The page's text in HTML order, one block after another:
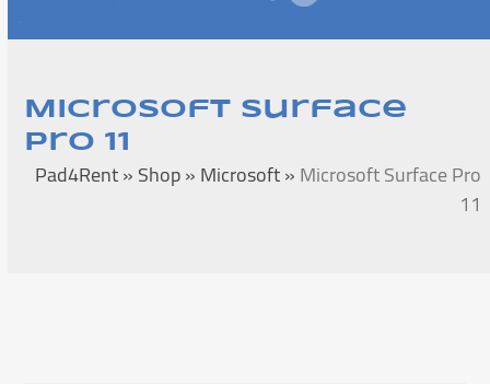
Microsoft Surface
Pro 11
Pad4Rent»Shop»Microsoft»Microsoft Surface Pro
11